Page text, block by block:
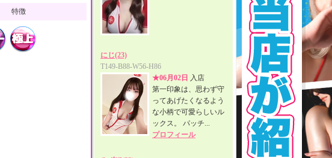
特徴